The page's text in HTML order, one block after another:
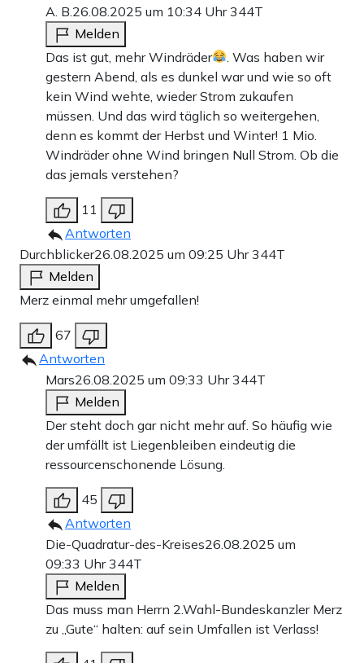
A. B. 26.08.2025 um 10:34 Uhr344T
Melden
Das ist gut, mehr Windräder
. Was haben wir
gestern Abend, als es dunkel war und wie so oft
kein Wind wehte, wieder Strom zukaufen
müssen. Und das wird täglich so weitergehen,
denn es kommt der Herbst und Winter! 1 Mio.
Windräder ohne Wind bringen Null Strom. Ob die
das jemals verstehen?
11
Antworten
Durchblicker26.08.2025 um 09:25 Uhr344T
Melden
Merz einmal mehr umgefallen!
67
Antworten
Mars26.08.2025 um 09:33 Uhr344T
Melden
Der steht doch gar nicht mehr auf. So häufig wie
der umfällt ist Liegenbleiben eindeutig die
ressourcenschonende Lösung.
45
Antworten
Die-Quadratur-des-Kreises26.08.2025 um
09:33 Uhr344T
Melden
Das muss man Herrn 2.Wahl-Bundeskanzler Merz
zu „Gute“ halten: auf sein Umfallen ist Verlass!